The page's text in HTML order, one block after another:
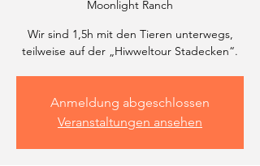
Moonlight Ranch
Wir sind 1,5h mit den Tieren unterwegs,
Anmeldung abgeschlossen
Veranstaltungen ansehen